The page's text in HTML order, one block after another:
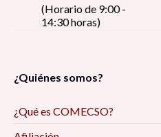
(Horario de 9:00 -
14:30 horas)
¿Quiénes somos?
¿Qué es COMECSO?